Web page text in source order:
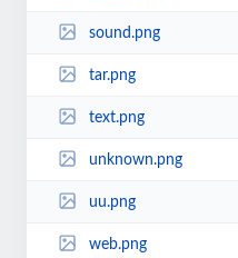
sound.png
tar.png
text.png
unknown.png
uu.png
web.png